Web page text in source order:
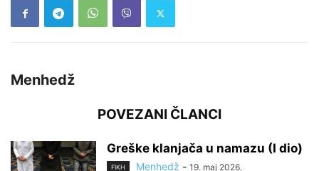
Menhedž
POVEZANI ČLANCI
Greške klanjača u namazu (I dio)
FIKH Menhedž - 19. maj 2026.